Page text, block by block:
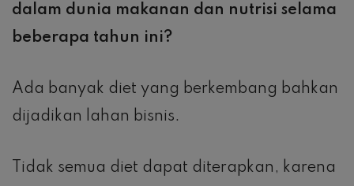
dalam dunia makanan dan nutrisi selama
beberapa tahun ini?
Ada banyak diet yang berkembang bahkan
dijadikan lahan bisnis.
Tidak semua diet dapat diterapkan, karena